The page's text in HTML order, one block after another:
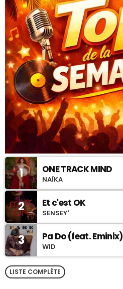
1 ONE TRACK MIND
NAÏKA
2 Et c'est OK
SENSEY'
3 Pa Do (feat. Eminix)
WID
LISTE COMPLÈTE